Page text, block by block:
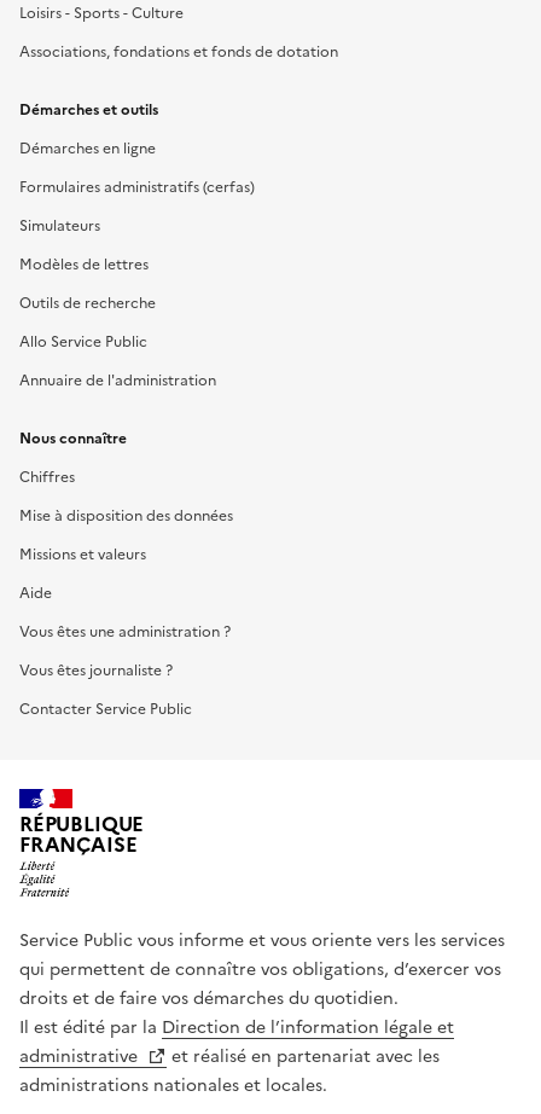
Loisirs - Sports - Culture
Associations, fondations et fonds de dotation
Démarches et outils
Démarches en ligne
Formulaires administratifs (cerfas)
Simulateurs
Modèles de lettres
Outils de recherche
Allo Service Public
Annuaire de l'administration
Nous connaître
Chiffres
Mise à disposition des données
Missions et valeurs
Aide
Vous êtes une administration ?
Vous êtes journaliste ?
Contacter Service Public
RÉPUBLIQUE
FRANÇAISE
Service Public vous informe et vous oriente vers les services
qui permettent de connaître vos obligations, d’exercer vos
droits et de faire vos démarches du quotidien.
Il est édité par la Direction de l’information légale et
administrative
et réalisé en partenariat avec les
administrations nationales et locales.